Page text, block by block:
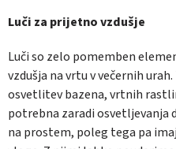
Luči za prijetno vzdušje
Luči so zelo pomemben
vzdušja na vrtu v večernih
osvetlitev bazena, vrtnih
potrebna zaradi osvetljevanja
na prostem, poleg tega pa